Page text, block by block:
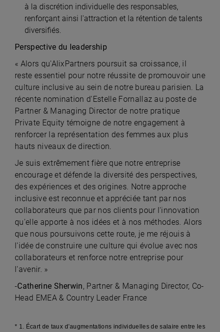
à la discrétion individuelle des responsables,
renforçant ainsi l'attraction et la rétention de talents
diversifiés.
Perspective du leadership
« Alors qu'AlixPartners poursuit sa croissance, il
reste essentiel pour notre réussite de promouvoir une
culture inclusive au sein de notre bureau parisien. La
récente nomination d'Estelle Fornallaz au poste de
Partner & Managing Director de notre pratique
Private Equity témoigne de notre engagement à
renforcer la représentation des femmes aux plus
hauts niveaux de direction.
Je suis extrêmement fière que notre entreprise
encourage et défende la diversité des perspectives,
des expériences et des origines. Notre approche
inclusive est reconnue et appréciée tant par nos
collaborateurs que par nos clients pour l'innovation
qu'elle apporte à nos idées et à nos méthodes. Alors
que nous poursuivons cette route, je me réjouis à
l'idée de construire une culture qui évolue avec nos
collaborateurs et renforce notre entreprise pour
l'avenir. »
-Catherine Sherwin, Partner & Managing Director, Co-
Head EMEA & Country Leader France
* 1. Écart de taux d’augmentations individuelles de salaire entre les